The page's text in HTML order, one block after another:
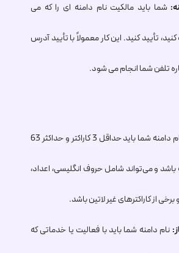
شما باید مالکیت نام دامنه ای را که می
تأیید کنید. این کار معمولاً با تأیید آدرس
تلفن شما انجام می شود.
نام دامنه شما باید حداقل 3 کاراکتر و حداکثر 63
باشد و می‌تواند شامل حروف انگلیسی، اعداد،
از کاراکترهای غیر لاتین باشد.
نام دامنه شما باید با فعالیت یا خدماتی که